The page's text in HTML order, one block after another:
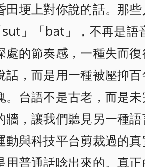
田埂上對你說的話。那
sut」「bat」，不再是
處的節奏感，一種失而
話，而是用一種被壓抑
。台語不是古老，而是
牆，讓我們聽見另一種
動與科技平台剪裁過的
用普通話唸出來的。真